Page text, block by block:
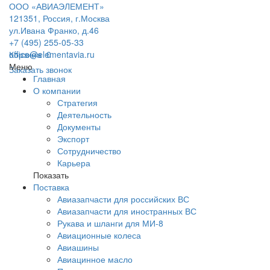
ООО «АВИАЭЛЕМЕНТ»
121351, Россия, г.Москва
ул.Ивана Франко, д.46
+7 (495) 255-05-33
office@elementavia.ru
Заказать звонок
Корзина0
Меню
Главная
О компании
Стратегия
Деятельность
Документы
Экспорт
Сотрудничество
Карьера
Показать
Поставка
Авиазапчасти для российских ВС
Авиазапчасти для иностранных ВС
Рукава и шланги для МИ-8
Авиационные колеса
Авиашины
Авиацинное масло